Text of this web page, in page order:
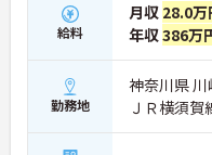
働ける環境です】
・毎朝スタッフ全員で情報
に把握できます。
・困った時もすぐに相談し
が整っているので、安心し
期待できます。
給料
月収 28.0万
年収386万
勤務地
神奈川県
ＪＲ横須賀